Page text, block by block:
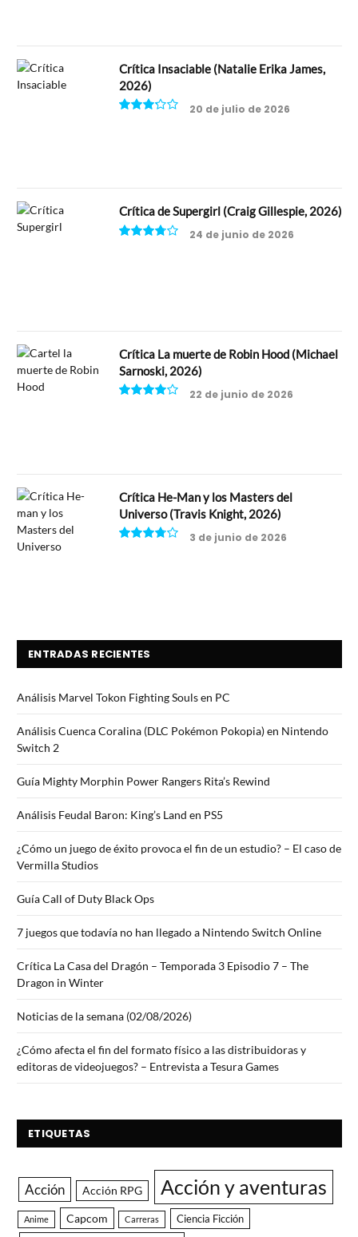
Crítica Insaciable (Natalie Erika James,
2026)
20 de julio de 2026
Crítica de Supergirl (Craig Gillespie, 2026)
24 de junio de 2026
Crítica La muerte de Robin Hood (Michael
Sarnoski, 2026)
22 de junio de 2026
Crítica He-Man y los Masters del
Universo (Travis Knight, 2026)
3 de junio de 2026
ENTRADAS RECIENTES
Análisis Marvel Tokon Fighting Souls en PC
Análisis Cuenca Coralina (DLC Pokémon Pokopia) en Nintendo
Switch 2
Guía Mighty Morphin Power Rangers Rita’s Rewind
Análisis Feudal Baron: King’s Land en PS5
¿Cómo un juego de éxito provoca el fin de un estudio? – El caso de
Vermilla Studios
Guía Call of Duty Black Ops
7 juegos que todavía no han llegado a Nintendo Switch Online
Crítica La Casa del Dragón – Temporada 3 Episodio 7 – The
Dragon in Winter
Noticias de la semana (02/08/2026)
¿Cómo afecta el fin del formato físico a las distribuidoras y
editoras de videojuegos? – Entrevista a Tesura Games
ETIQUETAS
Acción Acción RPG Acción y aventuras
Anime Capcom Carreras Ciencia Ficción